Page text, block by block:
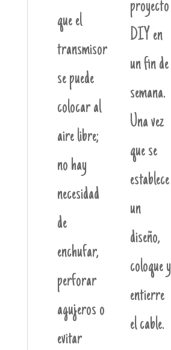
que el
transmisor
se puede
colocar al
aire libre;
no hay
necesidad
de
enchufar,
perforar
agujeros o
evitar
proyecto
DIY en
un fin de
semana.
Una vez
que se
establece
un
diseño,
coloque y
entierre
el cable.